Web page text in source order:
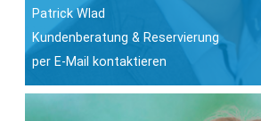
Patrick Wlad
Kundenberatung & Reservierung
per E-Mail kontaktieren